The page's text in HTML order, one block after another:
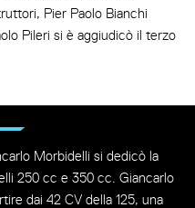
Pier Paolo Bianchi
Pileri si è aggiudicò il terzo
Morbidelli si dedicò la
250 cc e 350 cc. Giancarlo
dai 42 CV della 125, una